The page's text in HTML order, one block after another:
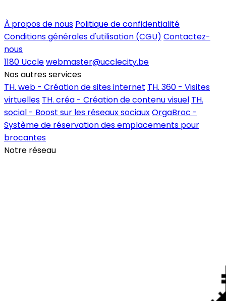
À propos de nous Politique de confidentialité
Conditions générales d'utilisation (CGU) Contactez-
nous
1180 Ucclewebmaster@ucclecity.be
Nos autres services
TH. web - Création de sites internet TH. 360 - Visites
virtuelles TH. créa - Création de contenu visuel TH.
social - Boost sur les réseaux sociauxOrgaBroc -
Système de réservation des emplacements pour
brocantes
Notre réseau